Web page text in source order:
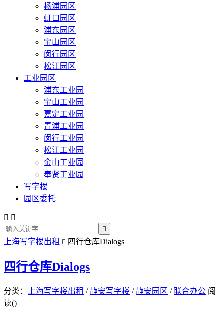
杨浦园区
虹口园区
浦东园区
宝山园区
闵行园区
松江园区
工业园区
浦东工业园
宝山工业园
嘉定工业园
青浦工业园
闵行工业园
松江工业园
金山工业园
奉贤工业园
写字楼
园区委托
 

上海写字楼出租  四行仓库Dialogs
四行仓库Dialogs
分类： 上海写字楼出租 /静安写字楼 /静安园区 /联合办公 阅
读()